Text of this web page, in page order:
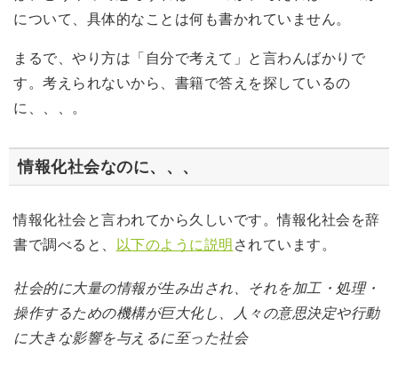
について、具体的なことは何も書かれていません。
まるで、やり方は「自分で考えて」と言わんばかりで
す。考えられないから、書籍で答えを探しているの
に、、、。
情報化社会なのに、、、
情報化社会と言われてから久しいです。情報化社会を辞
書で調べると、
以下のように説明 されています。
社会的に大量の情報が生み出され、それを加工・処理・
操作するための機構が巨大化し、人々の意思決定や行動
に大きな影響を与えるに至った社会